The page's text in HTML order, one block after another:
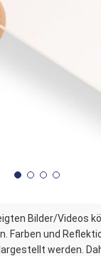
Bilder/Videos
Farben und
werden.